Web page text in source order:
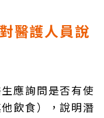
醫護人員說
應詢問是否有使
飲食），說明潛